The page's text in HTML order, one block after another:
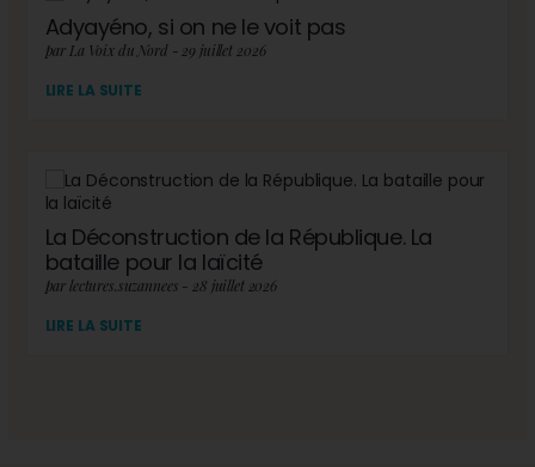
Adyayéno, si on ne le voit pas
par La Voix du Nord - 29 juillet 2026
LIRE LA SUITE
La Déconstruction de la République. La
bataille pour la laïcité
par lectures.suzannees - 28 juillet 2026
LIRE LA SUITE